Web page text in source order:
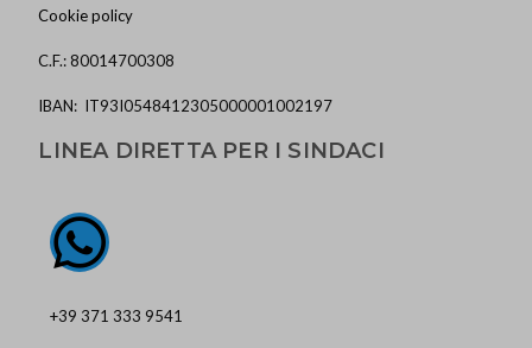
Cookie policy
C.F.: 80014700308
IBAN: IT93I0548412305000001002197
LINEA DIRETTA PER I SINDACI
+39 371 333 9541